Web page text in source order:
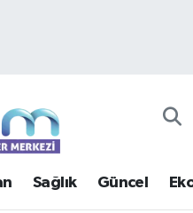
Sağlık Güncel
Haritası
ve Fikstür